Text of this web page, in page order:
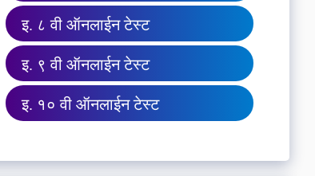
इ. ८ वी ऑनलाईन टेस्ट
इ. ९ वी ऑनलाईन टेस्ट
इ. १० वी ऑनलाईन टेस्ट